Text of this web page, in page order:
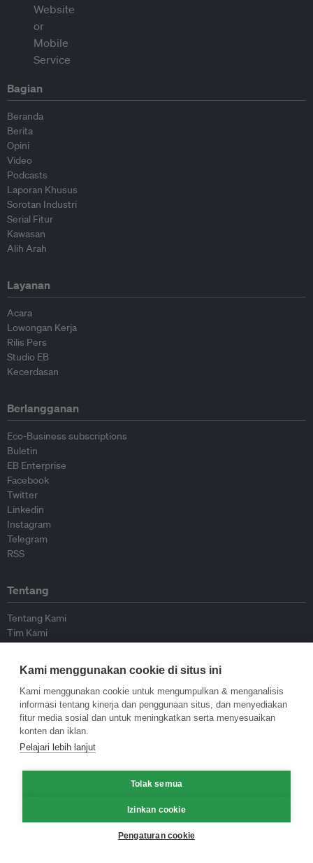
Bagian
Beranda
Berita
Opini
Video
Podcasts
Laporan Khusus
Sorotan Industri
Serial Fitur
Kawasan
Alih Arah
Layanan
Acara
Lowongan Kerja
Rilis Pers
Studio EB
Kecerdasan
Berlangganan
Eco-Business subscriptions
Buletin
EB Enterprise
Facebook
Twitter
Linkedin
Instagram
Telegram
RSS
Tentang
Tentang Kami
Tim Kami
Kontributor
Hubungi Kami
Kebijakan
Pedoman Penerbitan Ulang
Pedoman Op-ed
Kami menggunakan cookie di situs ini
Kami menggunakan cookie untuk mengumpulkan & menganalisis
informasi tentang kinerja dan penggunaan situs, dan menyediakan
fitur media sosial dan untuk meningkatkan serta menyesuaikan
konten dan iklan.
Pelajari lebih lanjut
Tolak semua
Izinkan cookie
Pengaturan cookie